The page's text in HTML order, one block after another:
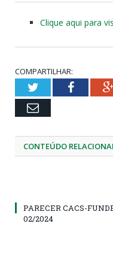
Clique aqui para
COMPARTILHAR:
Twitter
Email
CONTEÚDO
PARECER CACS-
02/2024